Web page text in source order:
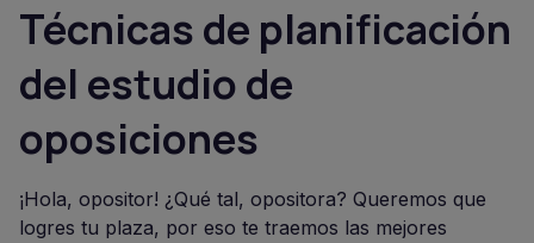
Técnicas de planificación
del estudio de
oposiciones
¡Hola, opositor! ¿Qué tal, opositora? Queremos que
logres tu plaza, por eso te traemos las mejores